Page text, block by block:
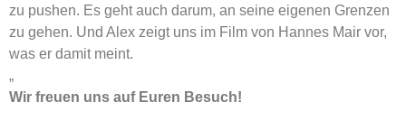
zu pushen. Es geht auch darum, an seine eigenen Grenzen
zu gehen. Und Alex zeigt uns im Film von Hannes Mair vor,
was er damit meint.
„
Wir freuen uns auf Euren Besuch!